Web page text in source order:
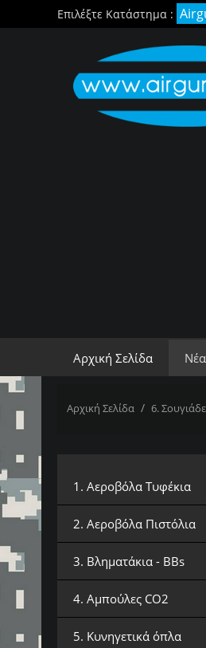
Επιλέξτε Κατάστημα :
Αρχική Σελίδα
Αρχική Σελίδα / 6.
1. Αεροβόλα Τυφέκια
2. Αεροβόλα Πιστόλια
3. Βληματάκια - BBs
4. Αμπούλες CO2
5. Κυνηγετικά όπλα